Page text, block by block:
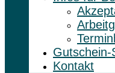
Gutschein-
Kontakt